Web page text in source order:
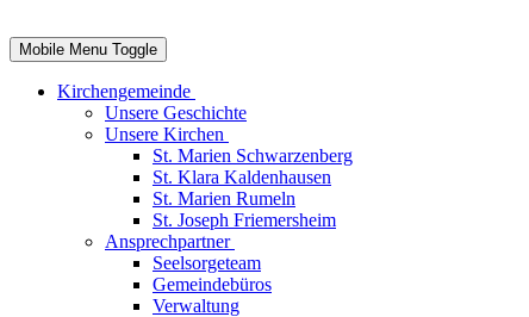
Mobile Menu Toggle
Kirchengemeinde
Unsere Geschichte
Unsere Kirchen
St. Marien Schwarzenberg
St. Klara Kaldenhausen
St. Marien Rumeln
St. Joseph Friemersheim
Ansprechpartner
Seelsorgeteam
Gemeindebüros
Verwaltung